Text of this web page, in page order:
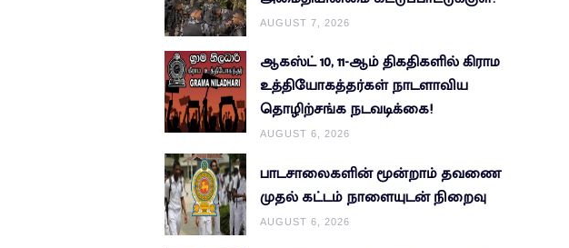
AUGUST 7, 2026
ஆகஸ்ட் 10, 11-ஆம் திகதிகளில் கிராம
உத்தியோகத்தர்கள் நாடளாவிய
தொழிற்சங்க நடவடிக்கை!
AUGUST 6, 2026
பாடசாலைகளின் மூன்றாம் தவணை
முதல் கட்டம் நாளையுடன் நிறைவு
AUGUST 6, 2026